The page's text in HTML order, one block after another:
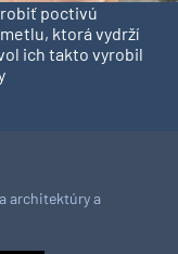
poctivú
ktorá vydrží
ich takto vyrobil
architektúry a